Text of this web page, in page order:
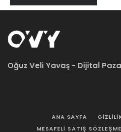
Oğuz Veli Yavaş - Dijital
ANA SAYFA
MESAFELI SATIŞ